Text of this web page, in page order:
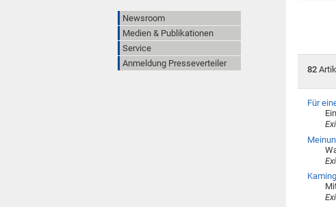
82
Für
Newsroom
Medien & Publikationen
Service
Anmeldung Presseverteiler